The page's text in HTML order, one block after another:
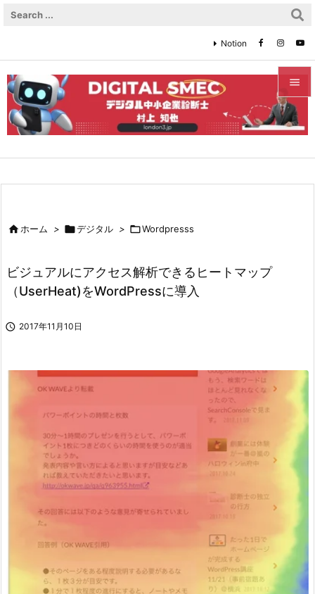


メニュ

Notion
ホーム > デジタル > Wordpresss
ビジュアルにアクセス解析できるヒートマップ
（UserHeat)をWordPressに導入
 2017年11月10日